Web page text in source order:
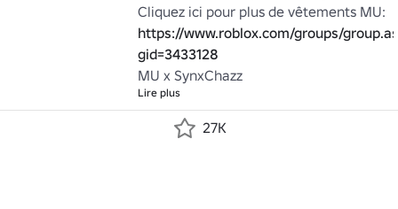
https://www.roblox.com/groups/
gid=3433128
MU x SynxChazz
Lire plus
27K